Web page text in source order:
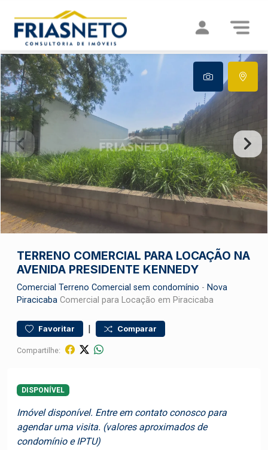
TERRENO COMERCIAL PARA LOCAÇÃO NA
AVENIDA PRESIDENTE KENNEDY
Comercial Terreno Comercial sem condomínio - Nova
Piracicaba Comercial para Locação em Piracicaba
Favoritar | Comparar
Compartilhe:
DISPONÍVEL
Imóvel disponível. Entre em contato conosco para
agendar uma visita. (valores aproximados de
condomínio e IPTU)